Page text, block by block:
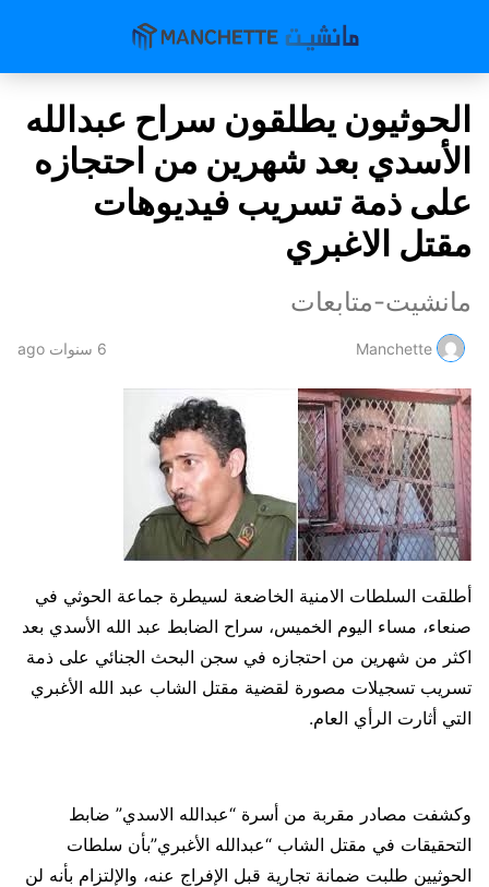
الحوثيون يطلقون سراح عبدالله
الأسدي بعد شهرين من احتجازه
على ذمة تسريب فيديوهات
مقتل الاغبري
مانشيت-متابعات
Manchette 6 سنوات ago
أطلقت السلطات الامنية الخاضعة لسيطرة جماعة الحوثي في
صنعاء، مساء اليوم الخميس، سراح الضابط عبد الله الأسدي بعد
اكثر من شهرين من احتجازه في سجن البحث الجنائي على ذمة
تسريب تسجيلات مصورة لقضية مقتل الشاب عبد الله الأغبري
التي أثارت الرأي العام.
وكشفت مصادر مقربة من أسرة “عبدالله الاسدي” ضابط
التحقيقات في مقتل الشاب “عبدالله الأغبري”بأن سلطات
الحوثيين طلبت ضمانة تجارية قبل الإفراج عنه، والإلتزام بأنه لن